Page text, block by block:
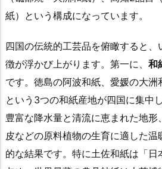
紙）という構成になっています。
四国の伝統的工芸品を俯瞰すると
徴が浮かび上がります。第一に、 和
です。徳島の阿波和紙、愛媛の大
という3つの和紙産地が四国に集中
豊富な降水量と清流に恵まれた地
皮などの原料植物の生育に適した
的な結果です。特に土佐和紙は「日